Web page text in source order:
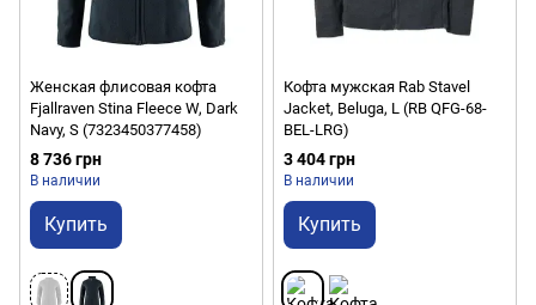
Женская флисовая кофта
Fjallraven Stina Fleece W, Dark
Navy, S (7323450377458)
8 736 грн
В наличии
Купить
Кофта мужская Rab Stavel
Jacket, Beluga, L (RB QFG-68-
BEL-LRG)
3 404 грн
В наличии
Купить